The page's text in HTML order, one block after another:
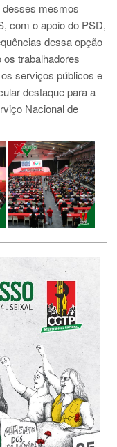
mesmos
com o apoio do PSD,
dessa opção
os trabalhadores
serviços públicos e
destaque para a
Nacional de